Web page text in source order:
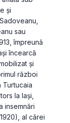
şi
sau
împreună
încearcă
şi
război
Turtucaia
la laşi,
insemnări
al cărei